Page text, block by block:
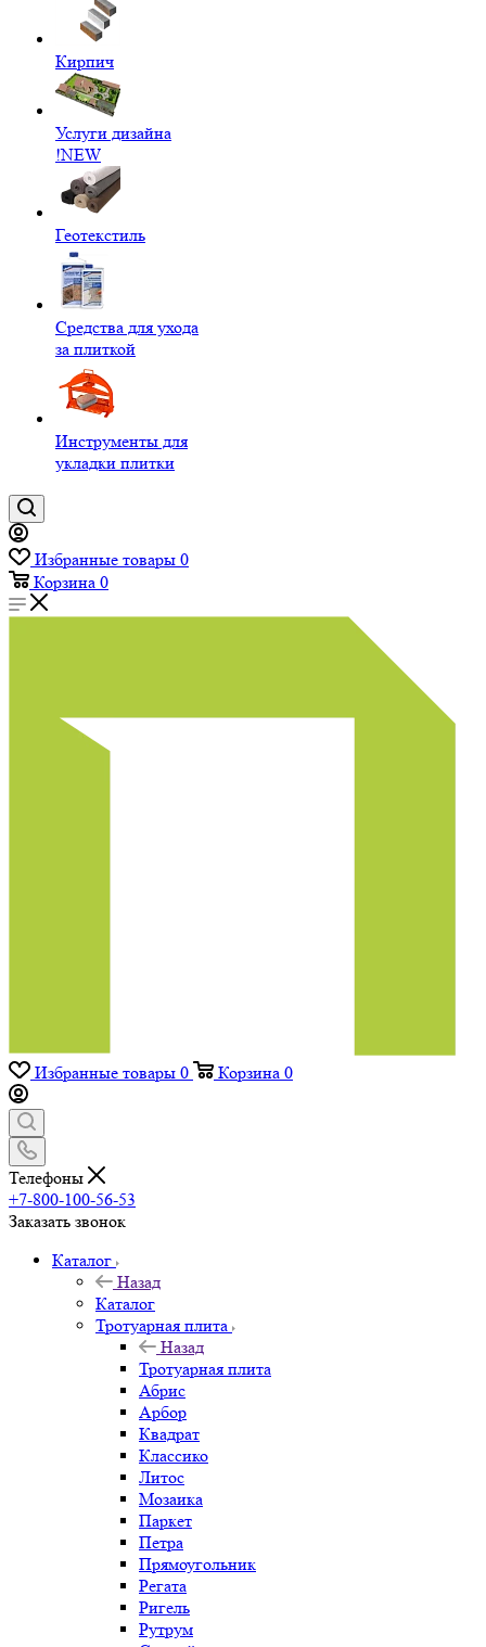
Кирпич
Услуги дизайна
!NEW
Геотекстиль
Средства для ухода
за плиткой
Инструменты для
укладки плитки
Избранные товары 0
Корзина 0
Избранные товары 0 Корзина 0
Телефоны
+7-800-100-56-53
Заказать звонок
Каталог
Назад
Каталог
Тротуарная плита
Назад
Тротуарная плита
Абрис
Арбор
Квадрат
Классико
Литос
Мозаика
Паркет
Петра
Прямоугольник
Регата
Ригель
Рутрум